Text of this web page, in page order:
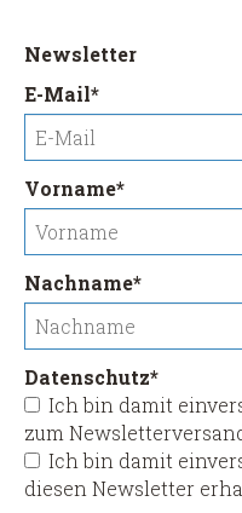
Newsletter
Pflichtfeld
E-Mail*
Pflichtfeld
Vorname*
Pflichtfeld
Nachname*
Pflichtfeld
Datenschutz*
Ich bin damit
zum
Ich bin damit
diesen Newsletter